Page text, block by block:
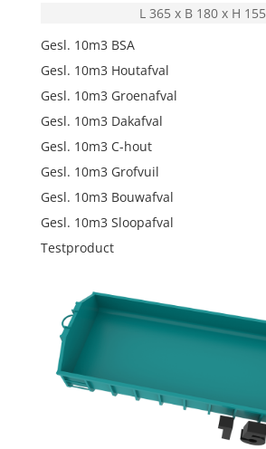
L 365 x B 180 x H 155
Gesl. 10m3 BSA
Gesl. 10m3 Houtafval
Gesl. 10m3 Groenafval
Gesl. 10m3 Dakafval
Gesl. 10m3 C-hout
Gesl. 10m3 Grofvuil
Gesl. 10m3 Bouwafval
Gesl. 10m3 Sloopafval
Testproduct